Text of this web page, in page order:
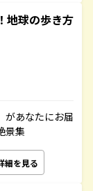
地球の歩き方
があなたにお届
景集
細を見る